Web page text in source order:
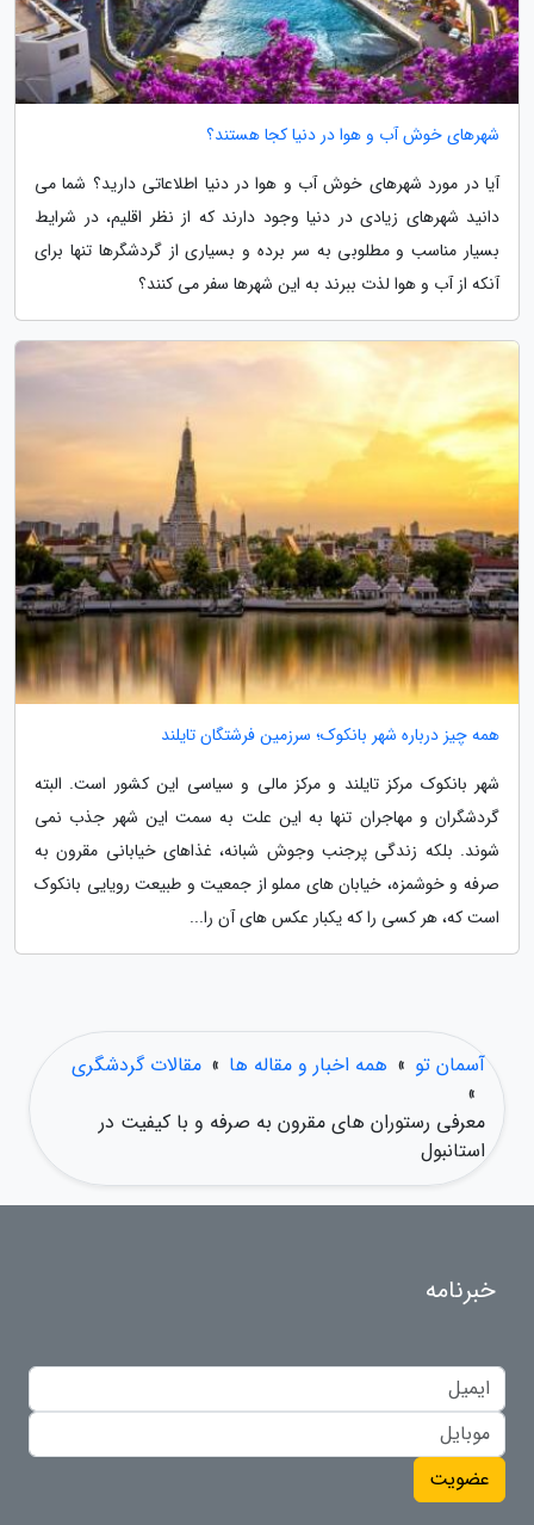
شهرهای خوش آب و هوا در دنیا کجا هستند؟
آیا در مورد شهرهای خوش آب و هوا در دنیا اطلاعاتی دارید؟ شما می
دانید شهرهای زیادی در دنیا وجود دارند که از نظر اقلیم، در شرایط
بسیار مناسب و مطلوبی به سر برده و بسیاری از گردشگرها تنها برای
آنکه از آب و هوا لذت ببرند به این شهرها سفر می کنند؟
همه چیز درباره شهر بانکوک؛ سرزمین فرشتگان تایلند
شهر بانکوک مرکز تایلند و مرکز مالی و سیاسی این کشور است. البته
گردشگران و مهاجران تنها به این علت به سمت این شهر جذب نمی
شوند. بلکه زندگی پرجنب وجوش شبانه، غذاهای خیابانی مقرون به
صرفه و خوشمزه، خیابان های مملو از جمعیت و طبیعت رویایی بانکوک
است که، هر کسی را که یکبار عکس های آن را...
آسمان تو » همه اخبار و مقاله ها » مقالات گردشگری
»
معرفی رستوران های مقرون به صرفه و با کیفیت در
استانبول
خبرنامه
عضویت